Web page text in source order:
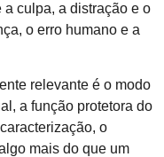
culpa, a distração e o
o erro humano e a
relevante é o modo
a função protetora do
o
mais do que um